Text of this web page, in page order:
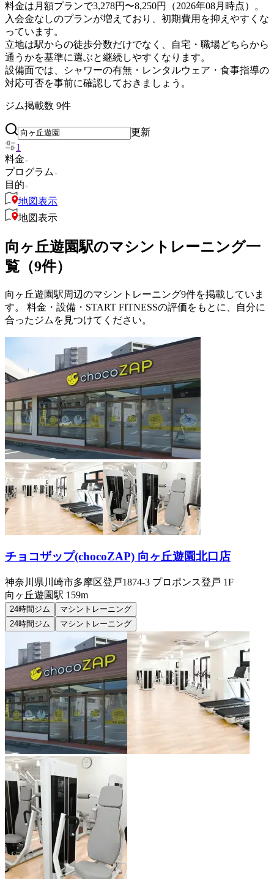
料金は月額プランで3,278円〜8,250円（2026年08月時点）。
入会金なしのプランが増えており、初期費用を抑えやすくな
っています。
立地は駅からの徒歩分数だけでなく、自宅・職場どちらから
通うかを基準に選ぶと継続しやすくなります。
設備面では、シャワーの有無・レンタルウェア・食事指導の
対応可否を事前に確認しておきましょう。
ジム掲載数 9件
更新
1
料金
プログラム
目的
地図表示
地図表示
向ヶ丘遊園駅のマシントレーニング一
覧（9件）
向ヶ丘遊園駅周辺のマシントレーニング9件を掲載していま
す。 料金・設備・START FITNESSの評価をもとに、自分に
合ったジムを見つけてください。
チョコザップ(chocoZAP) 向ヶ丘遊園北口店
神奈川県川崎市多摩区登戸1874-3 プロポンス登戸 1F
向ヶ丘遊園駅 159m
24時間ジム
マシントレーニング
24時間ジム
マシントレーニング